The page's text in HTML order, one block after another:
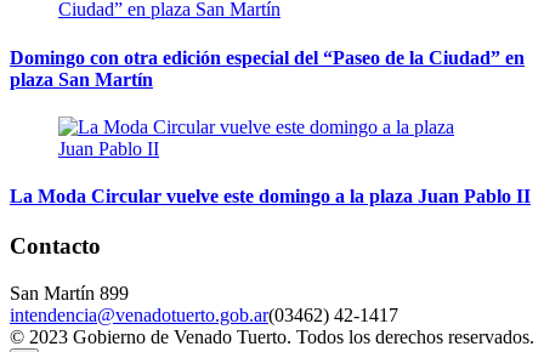
Domingo con otra edición especial del “Paseo de la Ciudad” en
plaza San Martín
La Moda Circular vuelve este domingo a la plaza Juan Pablo II
Contacto
San Martín 899
intendencia@venadotuerto.gob.ar(03462) 42-1417
© 2023 Gobierno de Venado Tuerto. Todos los derechos reservados.